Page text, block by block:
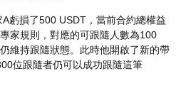
虧損了500 USDT，當前合約總權益
家規則，對應的可跟隨人數為100
維持跟隨狀態。此時他開啟了新的帶
位跟隨者仍可以成功跟隨這筆